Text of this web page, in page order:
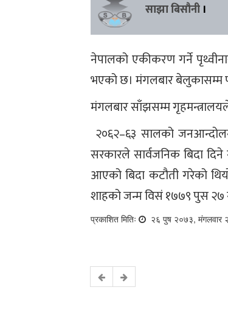
साझा बिसौनी ।
नेपालको एकीकरण गर्ने
भएको छ। मंगलबार बेलुकासम्म
मंगलबार साँझसम्म
२०६२–६३ सालको
सरकारले सार्वजनिक बिदा
आएको बिदा कटौती गरेको
शाहको जन्म विसं १७७९ पुस २७
प्रकाशित मितिः २६ पुष २०७३, मंगलवार